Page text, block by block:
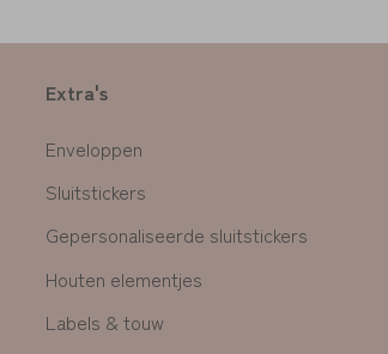
Extra's
Enveloppen
Sluitstickers
Gepersonaliseerde sluitstickers
Houten elementjes
Labels & touw